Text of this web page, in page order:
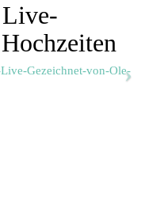
Live-